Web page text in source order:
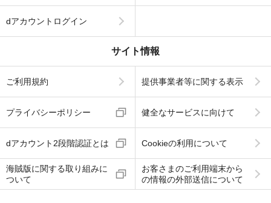
dアカウントログイン
サイト情報
ご利用規約 提供事業者等に関する表示
プライバシーポリシー 健全なサービスに向けて
dアカウント2段階認証とは Cookieの利用について
海賊版に関する取り組みに
ついて
お客さまのご利用端末から
の情報の外部送信について